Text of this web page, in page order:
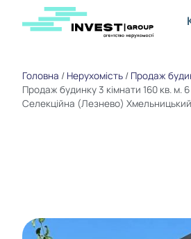
Головна / Нерухомість / Продаж
Продаж будинку 3 кімнати 160 кв. м.
Селекційна (Лезнево) Хмельницький